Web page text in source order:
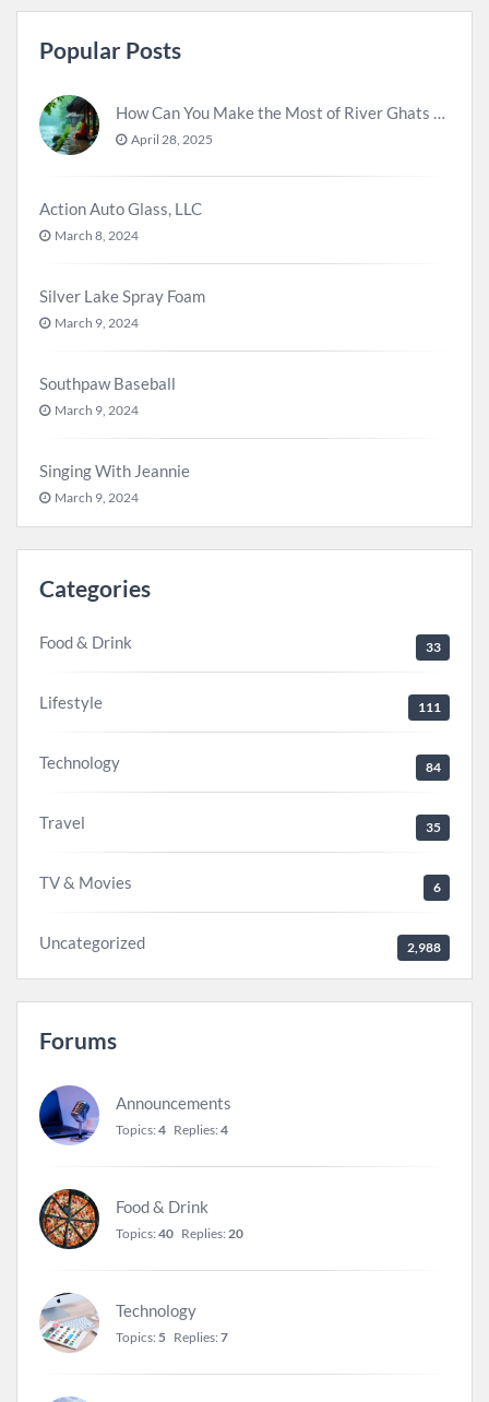
Popular Posts
How Can You Make the Most of River Ghats for Spiritual Meditation?
April 28, 2025
Action Auto Glass, LLC
March 8, 2024
Silver Lake Spray Foam
March 9, 2024
Southpaw Baseball
March 9, 2024
Singing With Jeannie
March 9, 2024
Categories
Food & Drink 33
Lifestyle 111
Technology 84
Travel 35
TV & Movies 6
Uncategorized 2,988
Forums
Announcements
Topics: 4 Replies: 4
Food & Drink
Topics: 40 Replies: 20
Technology
Topics: 5 Replies: 7